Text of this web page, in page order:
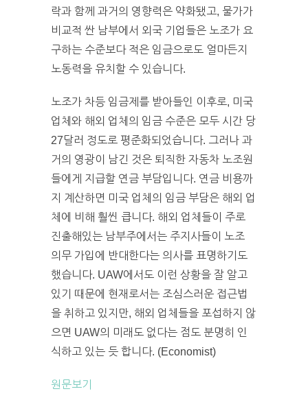
락과 함께 과거의 영향력은 약화됐고, 물가가
비교적 싼 남부에서 외국 기업들은 노조가 요
구하는 수준보다 적은 임금으로도 얼마든지
노동력을 유치할 수 있습니다.
노조가 차등 임금제를 받아들인 이후로, 미국
업체와 해외 업체의 임금 수준은 모두 시간 당
27달러 정도로 평준화되었습니다. 그러나 과
거의 영광이 남긴 것은 퇴직한 자동차 노조원
들에게 지급할 연금 부담입니다. 연금 비용까
지 계산하면 미국 업체의 임금 부담은 해외 업
체에 비해 훨씬 큽니다. 해외 업체들이 주로
진출해있는 남부주에서는 주지사들이 노조
의무 가입에 반대한다는 의사를 표명하기도
했습니다. UAW에서도 이런 상황을 잘 알고
있기 때문에 현재로서는 조심스러운 접근법
을 취하고 있지만, 해외 업체들을 포섭하지 않
으면 UAW의 미래도 없다는 점도 분명히 인
식하고 있는 듯 합니다. (Economist)
원문보기